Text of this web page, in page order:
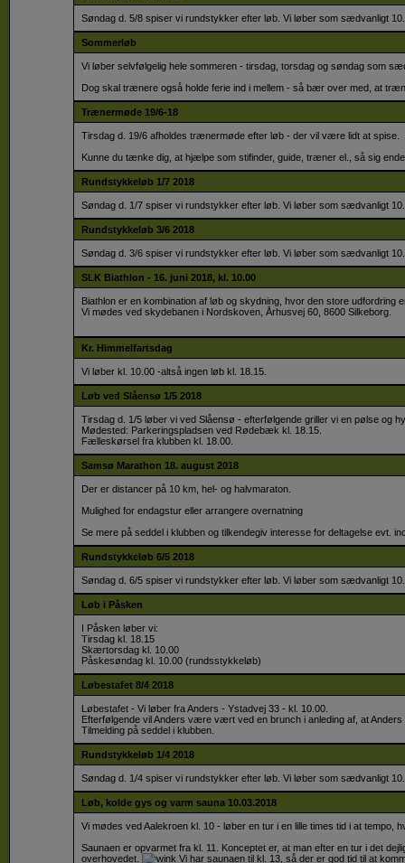
Søndag d. 5/8 spiser vi rundstykker efter løb. Vi løber som sædvanligt
Sommerløb
Vi løber selvfølgelig hele sommeren - tirsdag, torsdag og søndag som
​Dog skal trænere også holde ferie ind i mellem - så bær over med, at
Trænermøde 19/6-18
Tirsdag d. 19/6 afholdes trænermøde efter løb - der vil være lidt at spise.
​Kunne du tænke dig, at hjælpe som stifinder, guide, træner el., så sig
Rundstykkeløb 1/7 2018
Søndag d. 1/7 spiser vi rundstykker efter løb. Vi løber som sædvanligt
Rundstykkeløb 3/6 2018
Søndag d. 3/6 spiser vi rundstykker efter løb. Vi løber som sædvanligt
SLK Biathlon - 16. juni 2018, kl. 10.00
Biathlon er en kombination af løb og skydning, hvor den store udfordring
Vi mødes ved skydebanen i Nordskoven, Århusvej 60, 8600 Silkeborg.
Kr. Himmelfartsdag
Vi løber kl. 10.00 -altså ingen løb kl. 18.15.
Løb ved Slåensø 1/5 2018
Tirsdag d. 1/5 løber vi ved Slåensø - efterfølgende griller vi en pølse og
​Mødested: Parkeringspladsen ved Rødebæk kl. 18.15.
Fælleskørsel fra klubben kl. 18.00.
Samsø Marathon 18. august 2018
Der er distancer på 10 km, hel- og halvmaraton.
​Mulighed for endagstur eller arrangere overnatning
Se mere på seddel i klubben og tilkendegiv interesse for deltagelse evt.
Rundstykkeløb 6/5 2018
Søndag d. 6/5 spiser vi rundstykker efter løb. Vi løber som sædvanligt
Løb i Påsken
I Påsken løber vi:
​Tirsdag kl. 18.15
Skærtorsdag kl. 10.00
Påskesøndag kl. 10.00 (rundsstykkeløb)
Løbestafet 8/4 2018
Løbestafet - Vi løber fra Anders - Ystadvej 33 - kl. 10.00.
​Efterfølgende vil Anders være vært ved en brunch i anleding af, at Anders
Tilmelding på seddel i klubben.
Rundstykkeløb 1/4 2018
Søndag d. 1/4 spiser vi rundstykker efter løb. Vi løber som sædvanligt
Løb, kolde gys og varm sauna 10.03.2018
Vi mødes ved Aalekroen kl. 10 - løber en tur i en lille times tid i at tempo,
​Saunaen er opvarmet fra kl. 11. Konceptet er, at man efter en tur i det
overhovedet.
Vi har saunaen til kl. 13, så der er god tid til at